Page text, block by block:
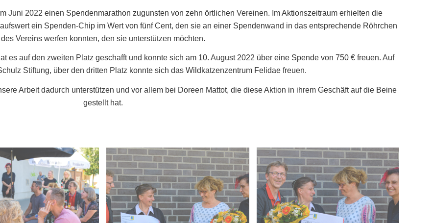
Juni 2022 einen Spendenmarathon zugunsten von zehn örtlichen Vereinen. Im Aktionszeitraum erhielten die
ein Spenden-Chip im Wert von fünf Cent, den sie an einer Spendenwand in das entsprechende Röhrchen
des Vereins werfen konnten, den sie unterstützen möchten.
es auf den zweiten Platz geschafft und konnte sich am 10. August 2022 über eine Spende von 750 € freuen. Auf
Stiftung, über den dritten Platz konnte sich das Wildkatzenzentrum Felidae freuen.
Arbeit dadurch unterstützen und vor allem bei Doreen Mattot, die diese Aktion in ihrem Geschäft auf die Beine
gestellt hat.